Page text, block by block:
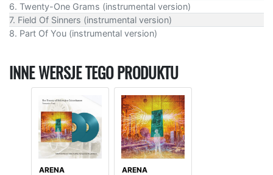
6. Twenty-One Grams (instrumental version)
7. Field Of Sinners (instrumental version)
8. Part Of You (instrumental version)
INNE WERSJE TEGO PRODUKTU
ARENA
ARENA